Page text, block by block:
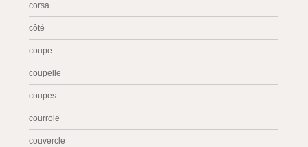
corsa
côté
coupe
coupelle
coupes
courroie
couvercle